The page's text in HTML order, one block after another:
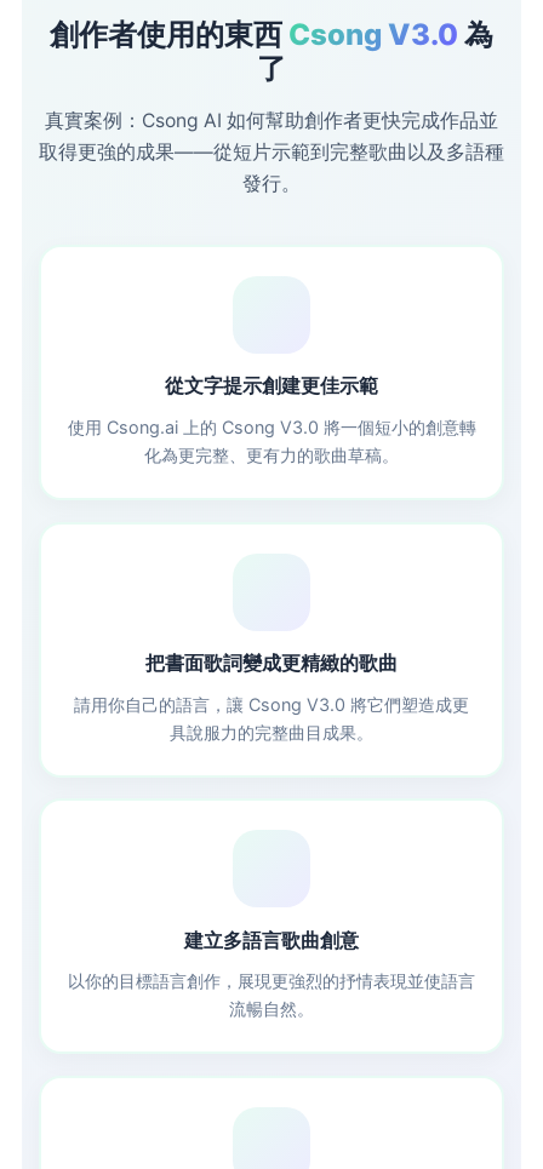
創作者使用的東西 Csong V3.0 為
了
真實案例：Csong AI 如何幫助創作者更快完成作品並
取得更強的成果——從短片示範到完整歌曲以及多語種
發行。
從文字提示創建更佳示範
使用 Csong.ai 上的 Csong V3.0 將一個短小的創意轉
化為更完整、更有力的歌曲草稿。
把書面歌詞變成更精緻的歌曲
請用你自己的語言，讓 Csong V3.0 將它們塑造成更
具說服力的完整曲目成果。
建立多語言歌曲創意
以你的目標語言創作，展現更強烈的抒情表現並使語言
流暢自然。